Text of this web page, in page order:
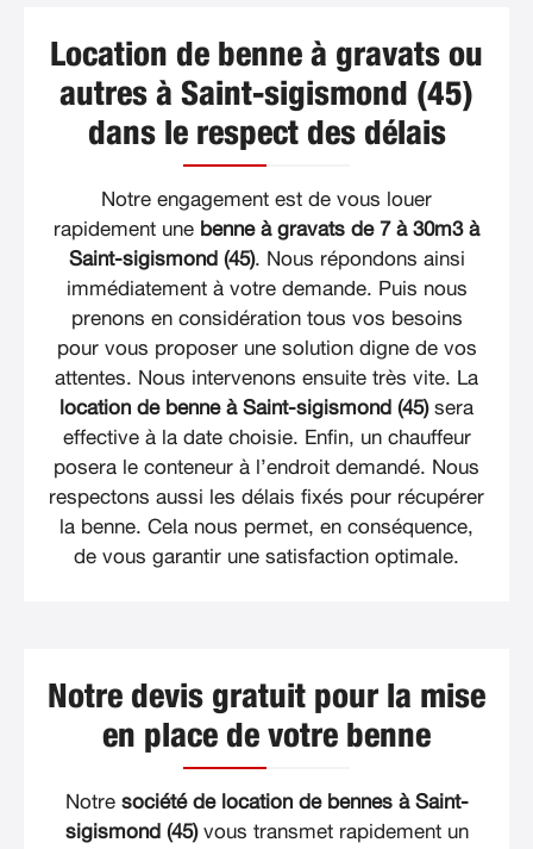
Location de benne à gravats ou
autres à Saint-sigismond (45)
dans le respect des délais
Notre engagement est de vous louer
rapidement une benne à gravats de 7 à 30m3 à
Saint-sigismond (45). Nous répondons ainsi
immédiatement à votre demande. Puis nous
prenons en considération tous vos besoins
pour vous proposer une solution digne de vos
attentes. Nous intervenons ensuite très vite. La
location de benne à Saint-sigismond (45)sera
effective à la date choisie. Enfin, un chauffeur
posera le conteneur à l’endroit demandé. Nous
respectons aussi les délais fixés pour récupérer
la benne. Cela nous permet, en conséquence,
de vous garantir une satisfaction optimale.
Notre devis gratuit pour la mise
en place de votre benne
Notre société de location de bennes à Saint-
sigismond (45)vous transmet rapidement un